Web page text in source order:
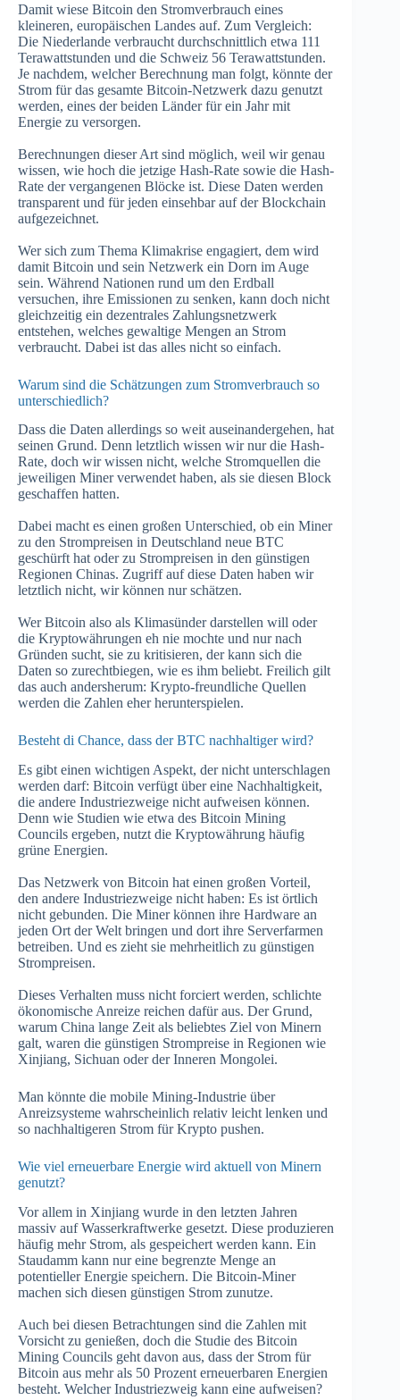
Damit wiese Bitcoin den Stromverbrauch eines
kleineren, europäischen Landes auf. Zum Vergleich:
Die Niederlande verbraucht durchschnittlich etwa 111
Terawattstunden und die Schweiz 56 Terawattstunden.
Je nachdem, welcher Berechnung man folgt, könnte der
Strom für das gesamte Bitcoin-Netzwerk dazu genutzt
werden, eines der beiden Länder für ein Jahr mit
Energie zu versorgen.
Berechnungen dieser Art sind möglich, weil wir genau
wissen, wie hoch die jetzige Hash-Rate sowie die Hash-
Rate der vergangenen Blöcke ist. Diese Daten werden
transparent und für jeden einsehbar auf der Blockchain
aufgezeichnet.
Wer sich zum Thema Klimakrise engagiert, dem wird
damit Bitcoin und sein Netzwerk ein Dorn im Auge
sein. Während Nationen rund um den Erdball
versuchen, ihre Emissionen zu senken, kann doch nicht
gleichzeitig ein dezentrales Zahlungsnetzwerk
entstehen, welches gewaltige Mengen an Strom
verbraucht. Dabei ist das alles nicht so einfach.
Warum sind die Schätzungen zum Stromverbrauch so
unterschiedlich?
Dass die Daten allerdings so weit auseinandergehen, hat
seinen Grund. Denn letztlich wissen wir nur die Hash-
Rate, doch wir wissen nicht, welche Stromquellen die
jeweiligen Miner verwendet haben, als sie diesen Block
geschaffen hatten.
Dabei macht es einen großen Unterschied, ob ein Miner
zu den Strompreisen in Deutschland neue BTC
geschürft hat oder zu Strompreisen in den günstigen
Regionen Chinas. Zugriff auf diese Daten haben wir
letztlich nicht, wir können nur schätzen.
Wer Bitcoin also als Klimasünder darstellen will oder
die Kryptowährungen eh nie mochte und nur nach
Gründen sucht, sie zu kritisieren, der kann sich die
Daten so zurechtbiegen, wie es ihm beliebt. Freilich gilt
das auch andersherum: Krypto-freundliche Quellen
werden die Zahlen eher herunterspielen.
Besteht di Chance, dass der BTC nachhaltiger wird?
Es gibt einen wichtigen Aspekt, der nicht unterschlagen
werden darf: Bitcoin verfügt über eine Nachhaltigkeit,
die andere Industriezweige nicht aufweisen können.
Denn wie Studien wie etwa des Bitcoin Mining
Councils ergeben, nutzt die Kryptowährung häufig
grüne Energien.
Das Netzwerk von Bitcoin hat einen großen Vorteil,
den andere Industriezweige nicht haben: Es ist örtlich
nicht gebunden. Die Miner können ihre Hardware an
jeden Ort der Welt bringen und dort ihre Serverfarmen
betreiben. Und es zieht sie mehrheitlich zu günstigen
Strompreisen.
Dieses Verhalten muss nicht forciert werden, schlichte
ökonomische Anreize reichen dafür aus. Der Grund,
warum China lange Zeit als beliebtes Ziel von Minern
galt, waren die günstigen Strompreise in Regionen wie
Xinjiang, Sichuan oder der Inneren Mongolei.
Man könnte die mobile Mining-Industrie über
Anreizsysteme wahrscheinlich relativ leicht lenken und
so nachhaltigeren Strom für Krypto pushen.
Wie viel erneuerbare Energie wird aktuell von Minern
genutzt?
Vor allem in Xinjiang wurde in den letzten Jahren
massiv auf Wasserkraftwerke gesetzt. Diese produzieren
häufig mehr Strom, als gespeichert werden kann. Ein
Staudamm kann nur eine begrenzte Menge an
potentieller Energie speichern. Die Bitcoin-Miner
machen sich diesen günstigen Strom zunutze.
Auch bei diesen Betrachtungen sind die Zahlen mit
Vorsicht zu genießen, doch die Studie des Bitcoin
Mining Councils geht davon aus, dass der Strom für
Bitcoin aus mehr als 50 Prozent erneuerbaren Energien
besteht. Welcher Industriezweig kann eine aufweisen?